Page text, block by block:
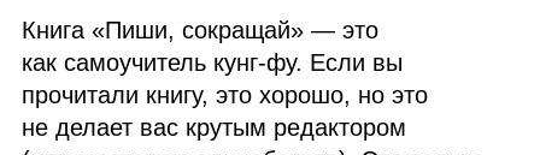
Книга «Пиши, сокращай» — это
как самоучитель кунг‑фу. Если вы
прочитали книгу, это хорошо, но это
не делает вас крутым редактором